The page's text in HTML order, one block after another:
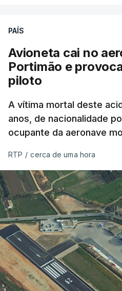
PAÍS
Avioneta cai no
Portimão e
piloto
A vítima mortal deste
anos, de nacionalidade
ocupante da aeronave
RTP / cerca de uma hora